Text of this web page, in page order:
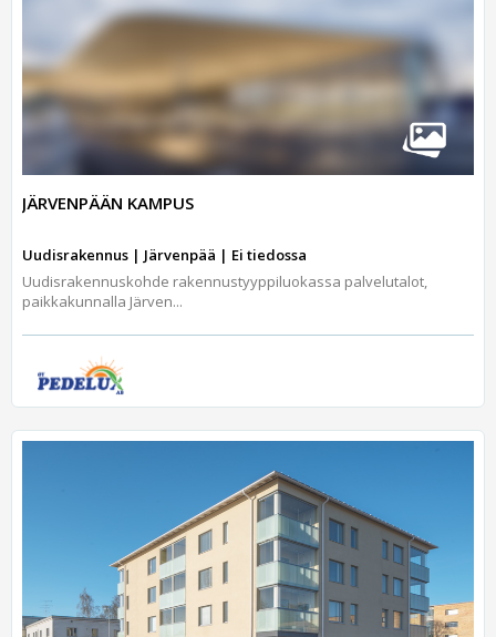
JÄRVENPÄÄN KAMPUS
Uudisrakennus | Järvenpää | Ei tiedossa
Uudisrakennuskohde rakennustyyppiluokassa palvelutalot,
paikkakunnalla Järven...